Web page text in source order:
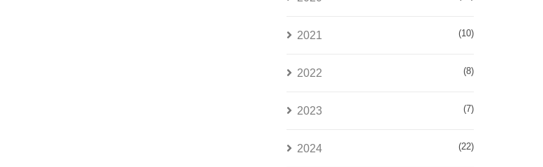
2021 (10)
2022 (8)
2023 (7)
2024 (22)